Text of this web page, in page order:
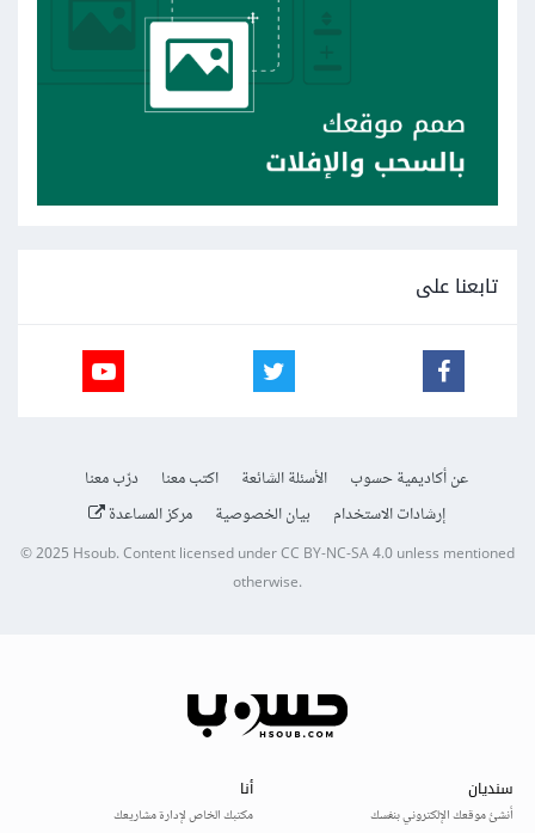
تابعنا على
عن أكاديمية حسوب الأسئلة الشائعة اكتب معنا
درّب معنا
إرشادات الاستخدام
بيان الخصوصية مركز المساعدة
© 2025Hsoub.Content licensed underCC BY-NC-SA 4.0unless mentioned
otherwise.